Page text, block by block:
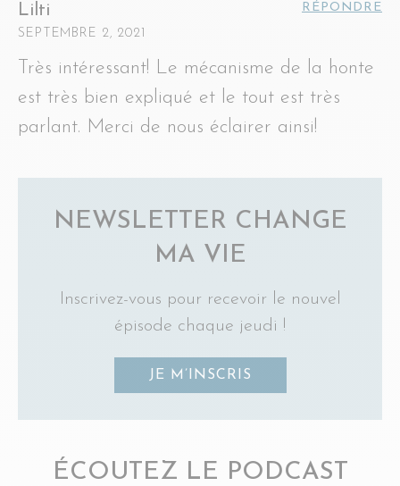
Lilti
SEPTEMBRE 2, 2021
RÉPONDRE
Très intéressant! Le mécanisme de la honte
est très bien expliqué et le tout est très
parlant. Merci de nous éclairer ainsi!
NEWSLETTER CHANGE
MA VIE
Inscrivez-vous pour recevoir le nouvel
épisode chaque jeudi !
JE M’INSCRIS
ÉCOUTEZ LE PODCAST